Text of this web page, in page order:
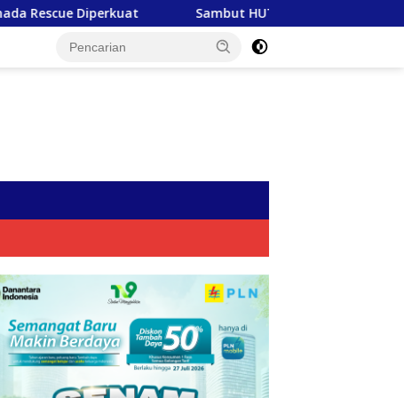
Sambut HUT RI ke-81, PLN Tebar Energi Kebaikan dari